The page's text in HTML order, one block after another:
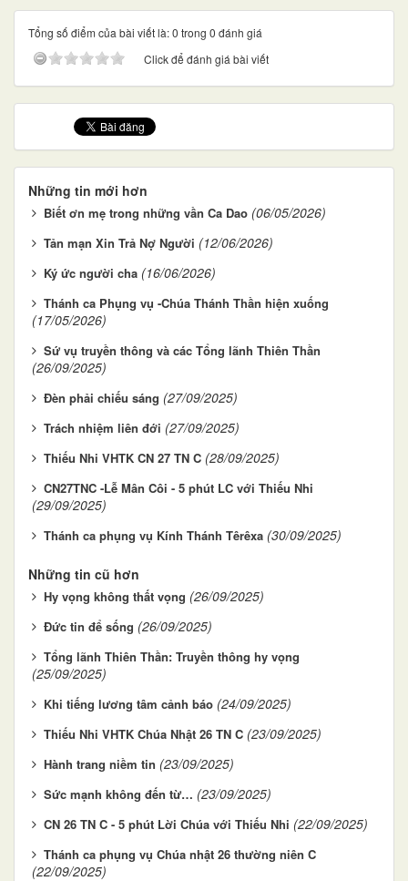
Tổng số điểm của bài viết là: 0 trong 0 đánh giá
Click để đánh giá bài viết
Những tin mới hơn
Biết ơn mẹ trong những vần Ca Dao (06/05/2026)
Tản mạn Xin Trả Nợ Người (12/06/2026)
Ký ức người cha (16/06/2026)
Thánh ca Phụng vụ -Chúa Thánh Thần hiện xuống
(17/05/2026)
Sứ vụ truyền thông và các Tổng lãnh Thiên Thần
(26/09/2025)
Đèn phải chiếu sáng (27/09/2025)
Trách nhiệm liên đới (27/09/2025)
Thiếu Nhi VHTK CN 27 TN C (28/09/2025)
CN27TNC -Lễ Mân Côi - 5 phút LC với Thiếu Nhi
(29/09/2025)
Thánh ca phụng vụ Kính Thánh Têrêxa (30/09/2025)
Những tin cũ hơn
Hy vọng không thất vọng (26/09/2025)
Đức tin để sống (26/09/2025)
Tổng lãnh Thiên Thần: Truyền thông hy vọng
(25/09/2025)
Khi tiếng lương tâm cảnh báo (24/09/2025)
Thiếu Nhi VHTK Chúa Nhật 26 TN C (23/09/2025)
Hành trang niềm tin (23/09/2025)
Sức mạnh không đến từ… (23/09/2025)
CN 26 TN C - 5 phút Lời Chúa với Thiếu Nhi (22/09/2025)
Thánh ca phụng vụ Chúa nhật 26 thường niên C
(22/09/2025)